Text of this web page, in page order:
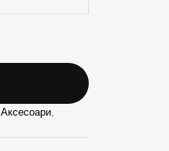
Аксесоари,